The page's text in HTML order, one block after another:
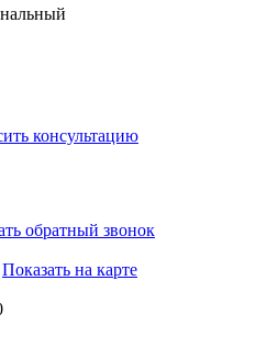
консультацию
обратный звонок
Показать на карте